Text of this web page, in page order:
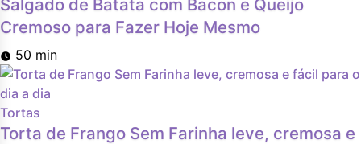
Salgado de Batata com Bacon e Queijo
Cremoso para Fazer Hoje Mesmo
50 min
Tortas
Torta de Frango Sem Farinha leve, cremosa e